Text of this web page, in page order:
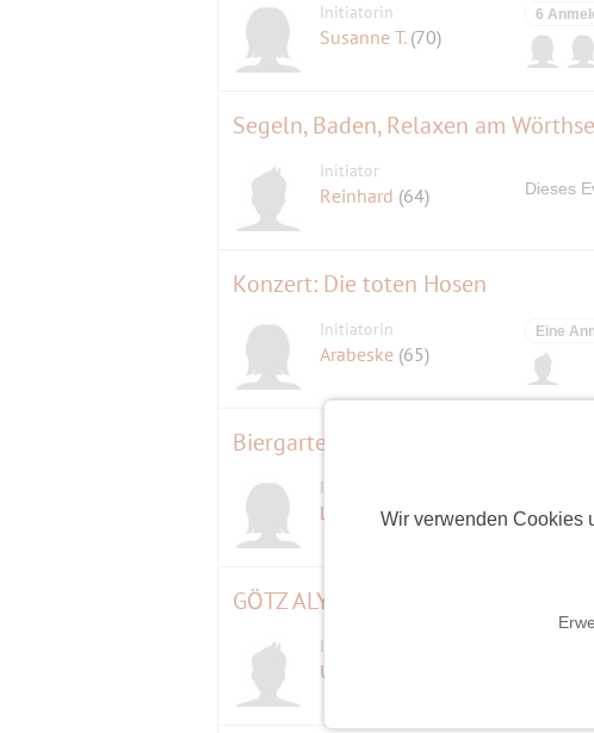
Wir verwenden Cookies
Initiatorin
Susanne T. (70)
6
Segeln, Baden, Relaxen am
Initiator
Reinhard (64) Dieses
Konzert: Die toten Hosen
Initiatorin
Arabeske (65)
Eine
Biergarten Hofbraukeller
Initiatorin
Linda (67)
Initiator
Upstart